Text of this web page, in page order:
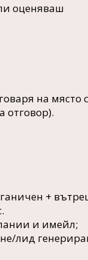
оценяваш
на място
отговор).
+
и имейл;
лид